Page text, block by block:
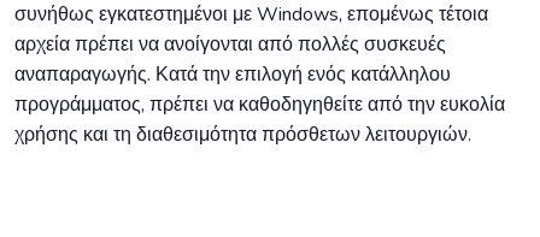
συνήθως εγκατεστημένοι με Windows, επομένως τέτοια
αρχεία πρέπει να ανοίγονται από πολλές συσκευές
αναπαραγωγής. Κατά την επιλογή ενός κατάλληλου
προγράμματος, πρέπει να καθοδηγηθείτε από την ευκολία
χρήσης και τη διαθεσιμότητα πρόσθετων λειτουργιών.